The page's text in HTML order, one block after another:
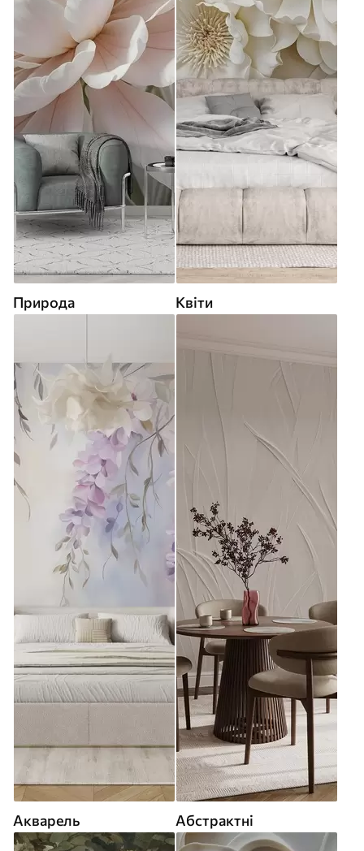
Природа Квіти
Акварель Абстрактні